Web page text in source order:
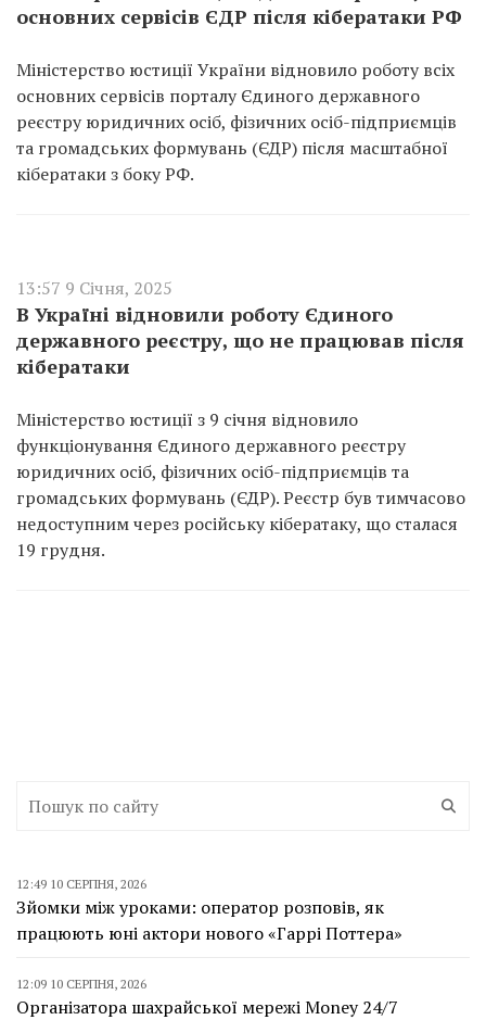
основних сервісів ЄДР після кібератаки РФ
Міністерство юстиції України відновило роботу всіх
основних сервісів порталу Єдиного державного
реєстру юридичних осіб, фізичних осіб-підприємців
та громадських формувань (ЄДР) після масштабної
кібератаки з боку РФ.
13:57 9 Січня, 2025
В Україні відновили роботу Єдиного
державного реєстру, що не працював після
кібератаки
Міністерство юстиції з 9 січня відновило
функціонування Єдиного державного реєстру
юридичних осіб, фізичних осіб-підприємців та
громадських формувань (ЄДР). Реєстр був тимчасово
недоступним через російську кібератаку, що сталася
19 грудня.
12:49 10 СЕРПНЯ, 2026
Зйомки між уроками: оператор розповів, як
працюють юні актори нового «Гаррі Поттера»
12:09 10 СЕРПНЯ, 2026
Організатора шахрайської мережі Money 24/7